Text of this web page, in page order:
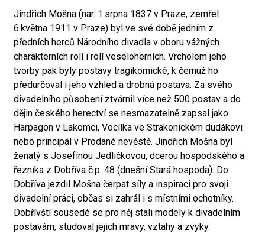
Jindřich Mošna (nar. 1.srpna 1837 v Praze, zemřel
6.května 1911 v Praze) byl ve své době jedním z
předních herců Národního divadla v oboru vážných
charakterních rolí i rolí veseloherních. Vrcholem jeho
tvorby pak byly postavy tragikomické, k čemuž ho
předurčoval i jeho vzhled a drobná postava. Za svého
divadelního působení ztvárnil více než 500 postav a do
dějin českého herectví se nesmazatelně zapsal jako
Harpagon v Lakomci, Vocílka ve Strakonickém dudákovi
nebo principál v Prodané nevěstě. Jindřich Mošna byl
ženatý s Josefínou Jedličkovou, dcerou hospodského a
řezníka z Dobříva č.p. 48 (dnešní Stará hospoda). Do
Dobříva jezdil Mošna čerpat síly a inspiraci pro svoji
divadelní práci, občas si zahrál i s místními ochotníky.
Dobřívští sousedé se pro něj stali modely k divadelním
postavám, studoval jejich mravy, vztahy a zvyky.